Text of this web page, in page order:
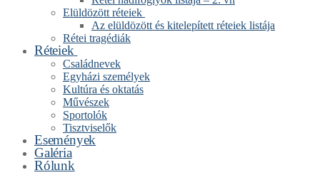
Elüldözött réteiek
Az elüldözött és kitelepített réteiek listája
Rétei tragédiák
Réteiek
Családnevek
Egyházi személyek
Kultúra és oktatás
Művészek
Sportolók
Tisztviselők
Események
Galéria
Rólunk